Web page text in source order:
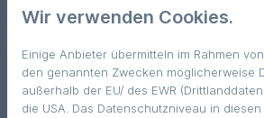
Wir verwenden Cookies.
Einige Anbieter übermitteln im Rahmen
den genannten Zwecken möglicherweise
außerhalb der EU/ des EWR
die USA. Das Datenschutzniveau in